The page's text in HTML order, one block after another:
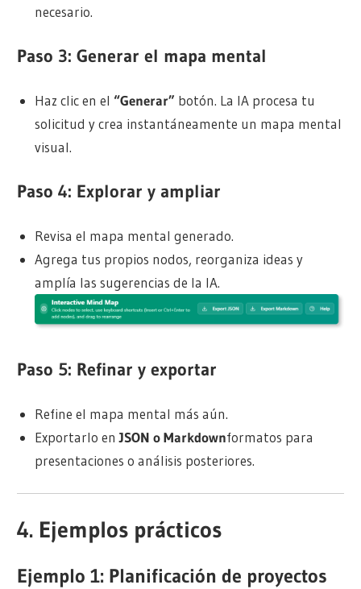
necesario.
Paso 3: Generar el mapa mental
Haz clic en el “Generar” botón. La IA procesa tu
solicitud y crea instantáneamente un mapa mental
visual.
Paso 4: Explorar y ampliar
Revisa el mapa mental generado.
Agrega tus propios nodos, reorganiza ideas y
amplía las sugerencias de la IA.
Paso 5: Refinar y exportar
Refine el mapa mental más aún.
Exportarlo enJSON o Markdownformatos para
presentaciones o análisis posteriores.
4. Ejemplos prácticos
Ejemplo 1: Planificación de proyectos